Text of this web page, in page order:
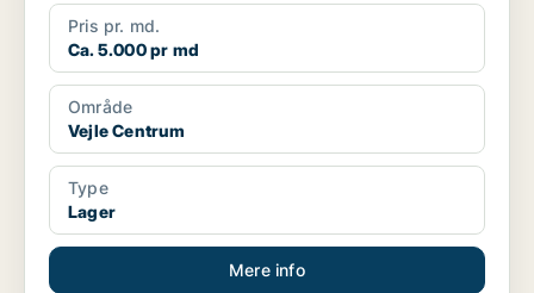
Pris pr. md.
Ca. 5.000 pr md
Område
Vejle Centrum
Type
Lager
Mere info